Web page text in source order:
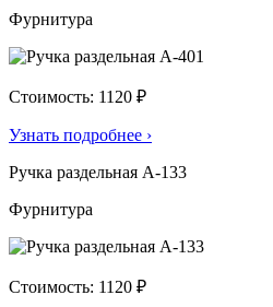
Фурнитура
Стоимость: 1120 ₽
Узнать подробнее ›
Ручка раздельная А-133
Фурнитура
Стоимость: 1120 ₽